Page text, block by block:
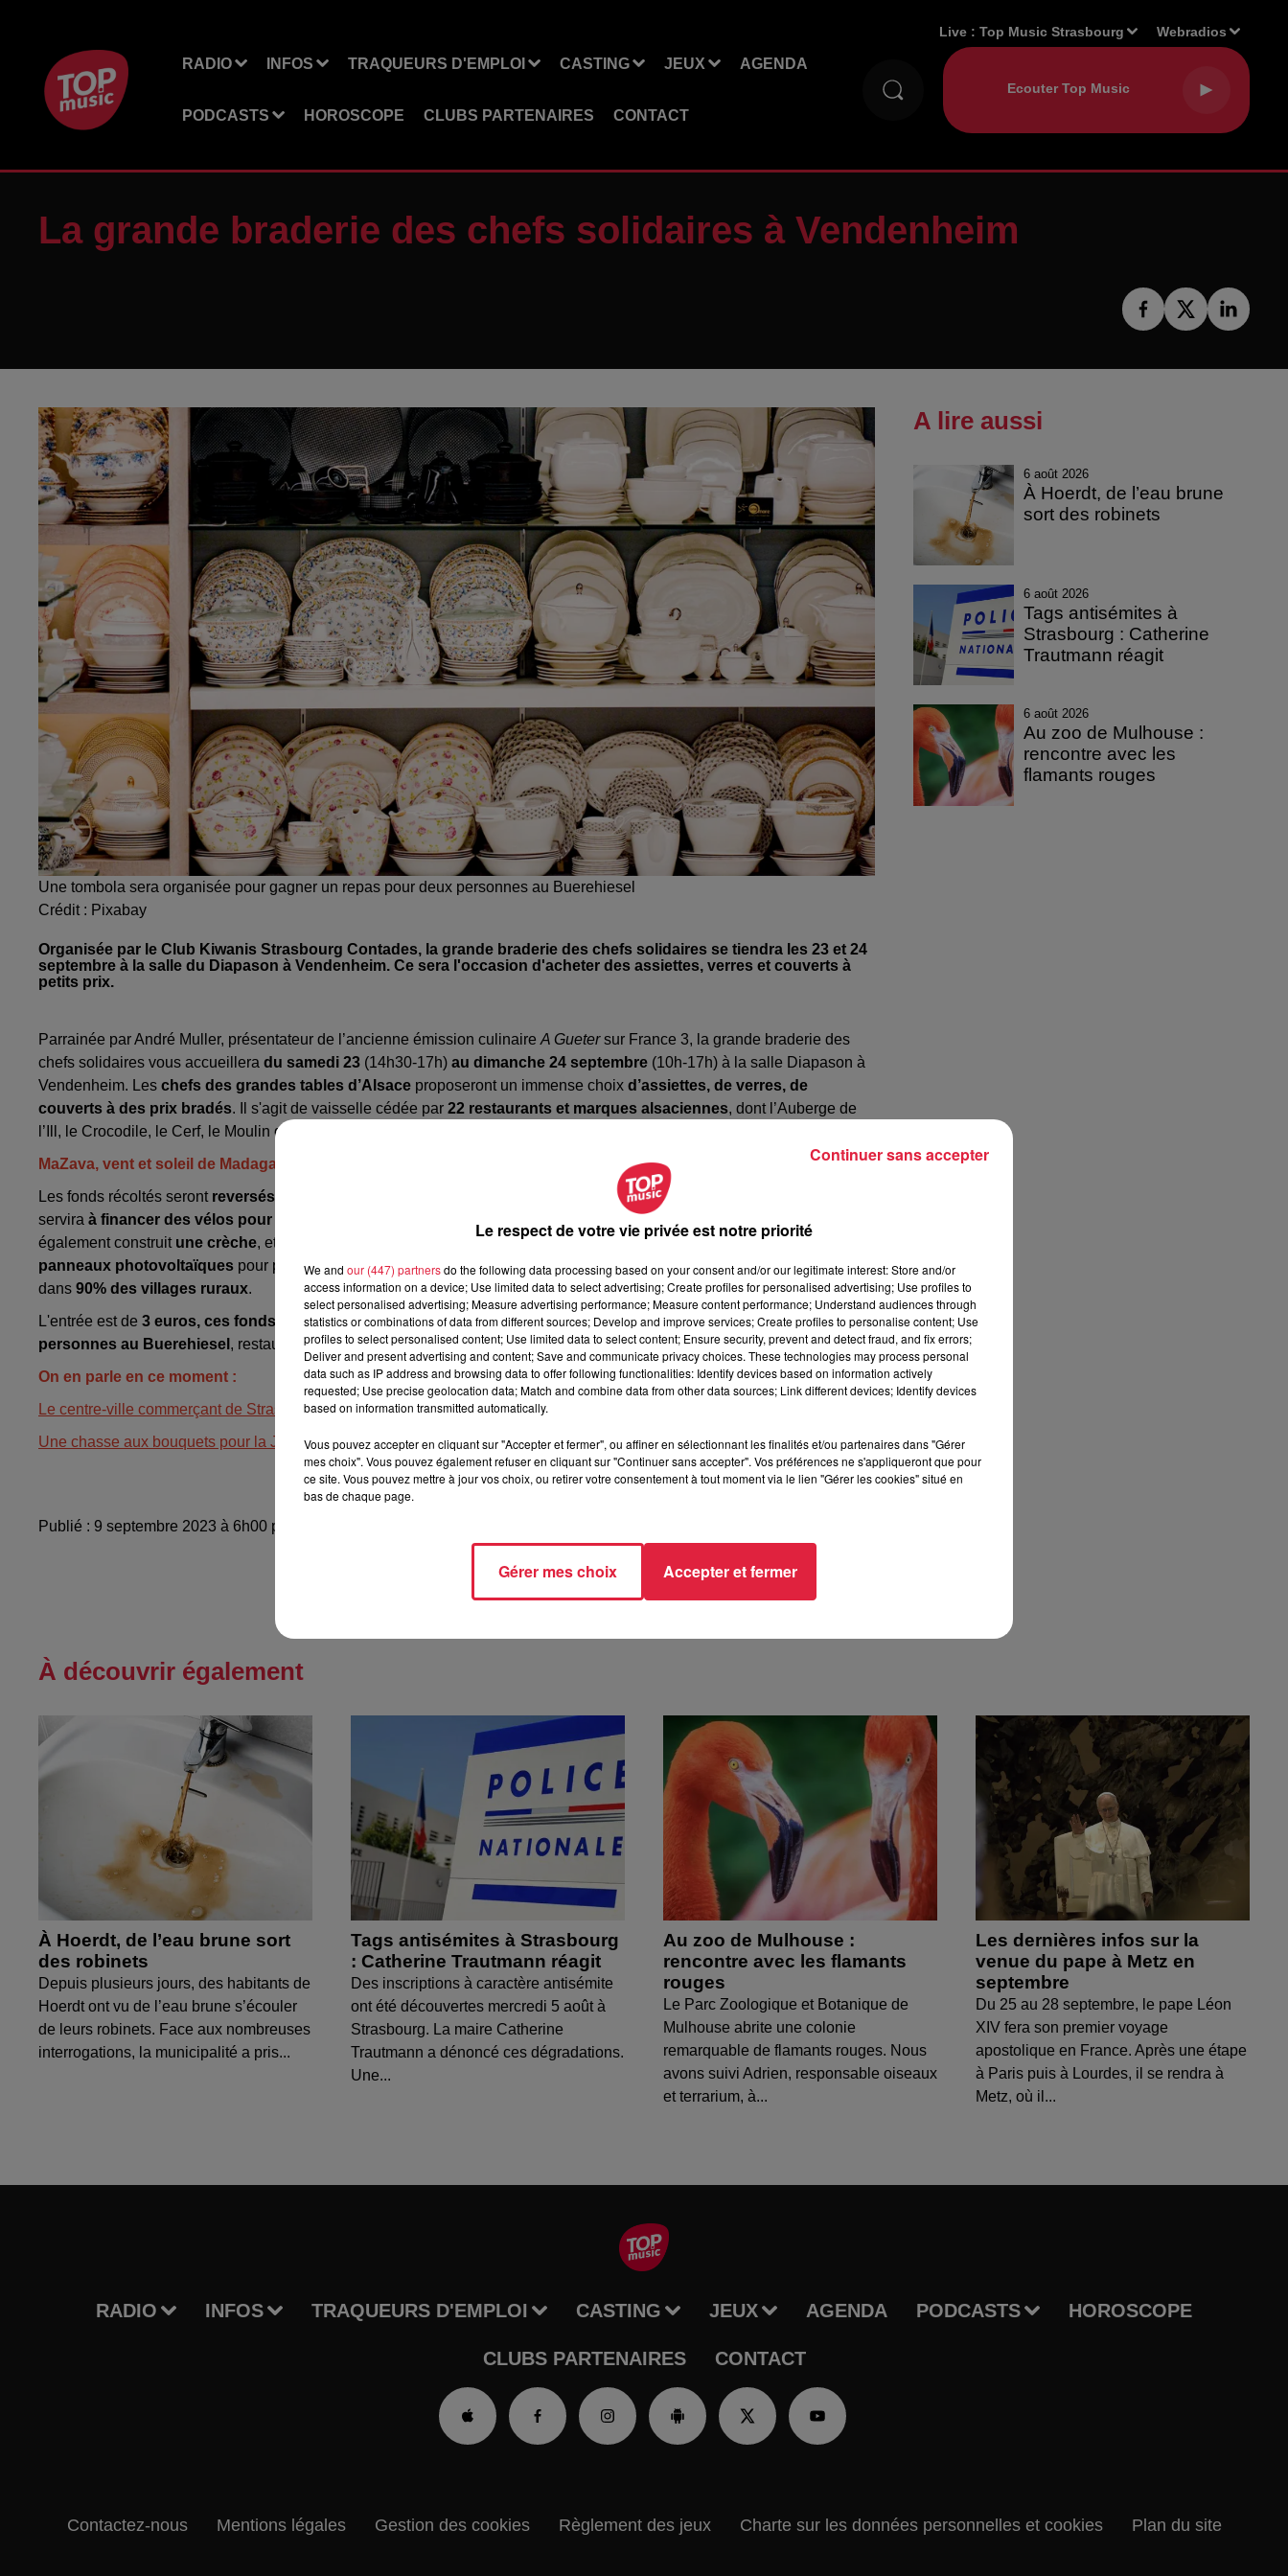
RADIO INFOS TRAQUEURS D'EMPLOI CASTING JEUX AGENDA
PODCASTS HOROSCOPE CLUBS PARTENAIRES CONTACT
Live :Top Music Strasbourg Webradios
La grande braderie des chefs solidaires à Vendenheim
Une tombola sera organisée pour gagner un repas pour deux personnes au Buerehiesel
Crédit : Pixabay
Organisée par le Club Kiwanis Strasbourg Contades, la grande braderie des chefs solidaires se tiendra les 23 et 24
septembre à la salle du Diapason à Vendenheim. Ce sera l'occasion d'acheter des assiettes, verres et couverts à
petits prix.
Parrainée par André Muller, présentateur de l’ancienne émission culinaire A Guetersur France 3, la grande braderie des
chefs solidaires vous accueillera du samedi 23 (14h30-17h) au dimanche 24 septembre (10h-17h) à la salle Diapason à
Vendenheim. Les chefs des grandes tables d’Alsace proposeront un immense choix d’assiettes, de verres, de
couverts à des prix bradés. Il s'agit de vaisselle cédée par 22 restaurants et marques alsaciennes, dont l’Auberge de
l’Ill, le Crocodile, le Cerf, le Moulin de la Wantzenau ou encore la Chenaudière.
MaZava, vent et soleil de Madagascar
Les fonds récoltés seront reversés à l'association MaZava
, qui œuvre dans le village d'Idilana, à Madagascar. L’argent
servira à financer des vélos pour les élèves admis au collège
pour la rentrée 2023/2024. Dans ce village, l'association a
également construit une crèche, et mène d'autres projets, comme
un jardin pédagogique, et un atelier doté de
panneaux photovoltaïques pour permettre aux artisans de travailler en ayant accès à l'électricité, ce qui n'est pas le cas
dans 90% des villages ruraux.
L'entrée est de 3 euros, ces fonds permettront de participer àune tomboladont le premier lot estun repas pour deux
personnes au Buerehiesel , restaurant étoilé au cœur de l'Orangerie à Strasbourg.
On en parle en ce moment :
Le centre-ville commerçant de Strasbourg est-il le plus beau de France ?
Une chasse aux bouquets pour la Journée de la fleur française
Publié : 9 septembre 2023 à 6h00 par Robin Neubrand
A lire aussi
6 août 2026
À Hoerdt, de l’eau brune
sort des robinets
6 août 2026
Tags antisémites à
Strasbourg : Catherine
Trautmann réagit
6 août 2026
Au zoo de Mulhouse :
rencontre avec les
flamants rouges
À découvrir également
À Hoerdt, de l’eau brune sort
des robinets
Depuis plusieurs jours, des habitants de
Hoerdt ont vu de l’eau brune s’écouler
de leurs robinets. Face aux nombreuses
interrogations, la municipalité a pris...
Tags antisémites à Strasbourg
: Catherine Trautmann réagit
Des inscriptions à caractère antisémite
ont été découvertes mercredi 5 août à
Strasbourg. La maire Catherine
Trautmann a dénoncé ces dégradations.
Une...
Au zoo de Mulhouse :
rencontre avec les flamants
rouges
Le Parc Zoologique et Botanique de
Mulhouse abrite une colonie
remarquable de flamants rouges. Nous
avons suivi Adrien, responsable oiseaux
et terrarium, à...
Les dernières infos sur la
venue du pape à Metz en
septembre
Du 25 au 28 septembre, le pape Léon
XIV fera son premier voyage
apostolique en France. Après une étape
à Paris puis à Lourdes, il se rendra à
Metz, où il...
RADIO INFOS TRAQUEURS D'EMPLOI CASTING JEUX AGENDA PODCASTS HOROSCOPE
CLUBS PARTENAIRES CONTACT
Contactez-nous Mentions légales Gestion des cookies Règlement des jeux Charte sur les données personnelles et cookies Plan du site
Le respect de votre vie privée est notre priorité
We and our (447) partnersdo the following data processing based on your consent and/or our legitimate interest: Store and/or
access information on a device; Use limited data to select advertising; Create profiles for personalised advertising; Use profiles to
select personalised advertising; Measure advertising performance; Measure content performance; Understand audiences through
statistics or combinations of data from different sources; Develop and improve services; Create profiles to personalise content; Use
profiles to select personalised content; Use limited data to select content; Ensure security, prevent and detect fraud, and fix errors;
Deliver and present advertising and content; Save and communicate privacy choices. These technologies may process personal
data such as IP address and browsing data to offer following functionalities: Identify devices based on information actively
requested; Use precise geolocation data; Match and combine data from other data sources; Link different devices; Identify devices
based on information transmitted automatically.
Vous pouvez accepter en cliquant sur "Accepter et fermer", ou affiner en sélectionnant les finalités et/ou partenaires dans "Gérer
mes choix". Vous pouvez également refuser en cliquant sur "Continuer sans accepter". Vos préférences ne s'appliqueront que pour
ce site. Vous pouvez mettre à jour vos choix, ou retirer votre consentement à tout moment via le lien "Gérer les cookies" situé en
bas de chaque page.
Gérer mes choix Accepter et fermer
Continuer sans accepter